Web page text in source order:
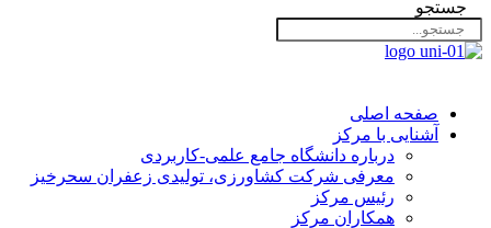
جستجو
صفحه اصلی
آشنایی با مرکز
درباره دانشگاه جامع علمی-کاربردی
معرفی شرکت کشاورزی، تولیدی زعفران سحرخیز
رئیس مرکز
همکاران مرکز